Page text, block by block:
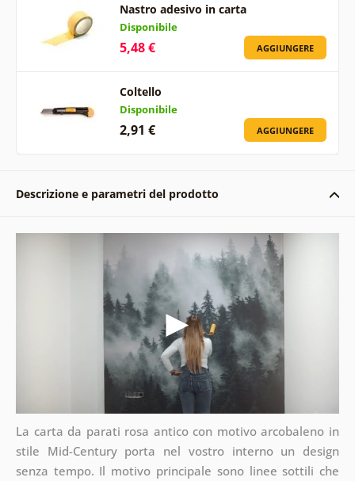
Nastro adesivo in carta
Disponibile
5,48 € AGGIUNGERE
Coltello
Disponibile
2,91 € AGGIUNGERE
Descrizione e parametri del prodotto
La carta da parati rosa antico con motivo arcobaleno in
stile Mid-Century porta nel vostro interno un design
senza tempo. Il motivo principale sono linee sottili che